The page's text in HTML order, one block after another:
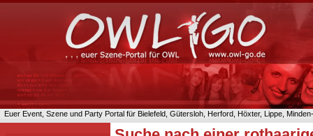
Euer Event, Szene und Party Portal für Bielefeld, Gütersloh, Herford, Höxter, Lippe,